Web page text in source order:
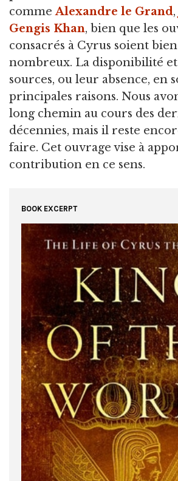
commeAlexandre le Grand,
Gengis Khan, bien que les
consacrés à Cyrus soient
nombreux. La disponibilité et
sources, ou leur absence, en
principales raisons. Nous
long chemin au cours des
décennies, mais il reste
faire. Cet ouvrage vise à
contribution en ce sens.
BOOK EXCERPT